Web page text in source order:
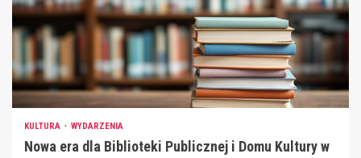
KULTURA WYDARZENIA
Nowa era dla Biblioteki Publicznej i Domu Kultury w